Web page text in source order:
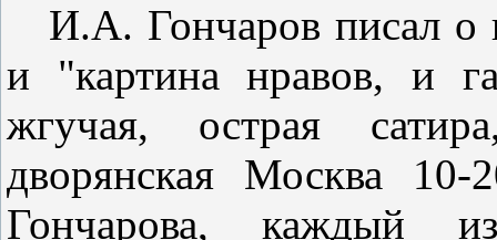
И.А. Гончаров писал о
и "картина нравов, и
жгучая, острая
дворянская Москва
Гончарова, каждый